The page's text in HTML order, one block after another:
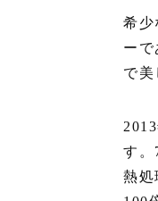
希少
ー
で美
す。
熱処